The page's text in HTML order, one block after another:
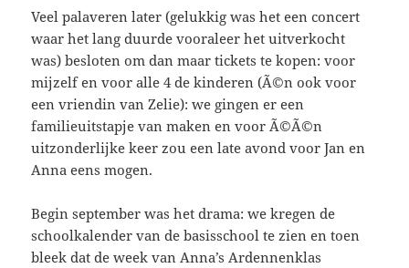
Veel palaveren later (gelukkig was het een concert
waar het lang duurde vooraleer het uitverkocht
was) besloten om dan maar tickets te kopen: voor
mijzelf en voor alle 4 de kinderen (Ã©n ook voor
een vriendin van Zelie): we gingen er een
familieuitstapje van maken en voor Ã©Ã©n
uitzonderlijke keer zou een late avond voor Jan en
Anna eens mogen.
Begin september was het drama: we kregen de
schoolkalender van de basisschool te zien en toen
bleek dat de week van Anna’s Ardennenklas